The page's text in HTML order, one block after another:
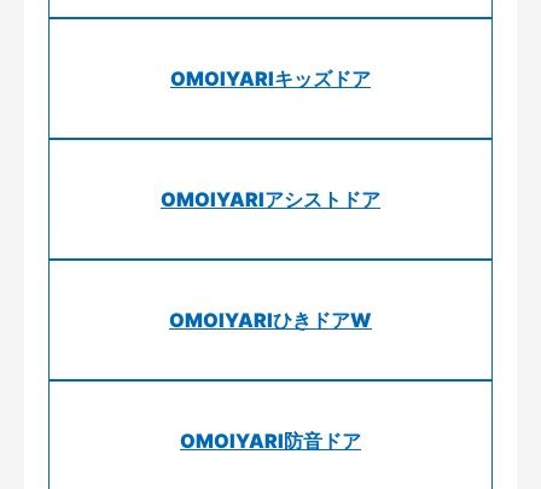
OMOIYARIキッズドア
OMOIYARIアシストドア
OMOIYARIひきドアW
OMOIYARI防音ドア